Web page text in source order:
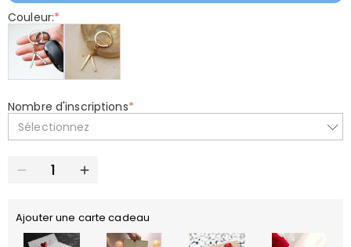
Couleur:*
Nombre d'inscriptions*
Sélectionnez
Ajouter une carte cadeau